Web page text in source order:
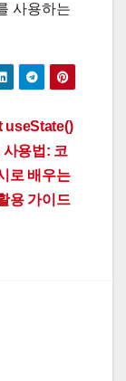
사용하는
useState()
사용법: 코
로 배우는
용 가이드